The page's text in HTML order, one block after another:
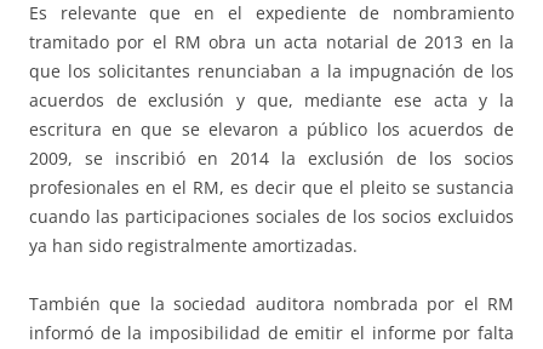
Es relevante que en el expediente de nombramiento
tramitado por el RM obra un acta notarial de 2013 en la
que los solicitantes renunciaban a la impugnación de los
acuerdos de exclusión y que, mediante ese acta y la
escritura en que se elevaron a público los acuerdos de
2009, se inscribió en 2014 la exclusión de los socios
profesionales en el RM, es decir que el pleito se sustancia
cuando las participaciones sociales de los socios excluidos
ya han sido registralmente amortizadas.
También que la sociedad auditora nombrada por el RM
informó de la imposibilidad de emitir el informe por falta